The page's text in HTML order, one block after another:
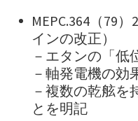
MEPC.364（79
インの改正）
－エタンの「低
－軸発電機の効
－複数の乾舷を
とを明記